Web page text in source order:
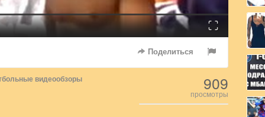
Fullscreen
Поделиться
видеообзоры 909
просмотры